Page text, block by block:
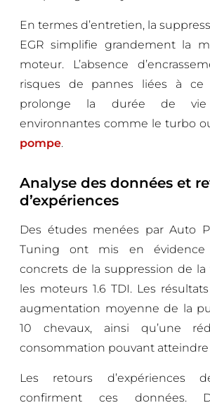
En termes d’entretien, la
EGR simplifie grandement la
moteur. L’absence
risques de pannes liées à ce
prolonge la durée de
environnantes comme le turbo
pompe.
Analyse des données et
d’expériences
Des études menées par Auto
Tuning ont mis en évidence
concrets de la suppression de la
les moteurs 1.6 TDI. Les
augmentation moyenne de la
10 chevaux, ainsi qu’une
consommation pouvant atteindre
Les retours d’expériences
confirment ces données.